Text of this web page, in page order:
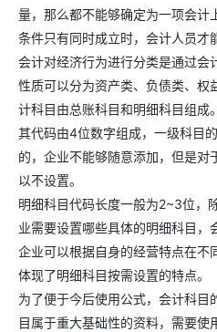
量，那么都不能够确定为一项会计
条件只有同时成立时，会计人员才
会计对经济行为进行分类是通过会
性质可以分为资产类、负债类、权
计科目由总账科目和明细科目组成
其代码由4位数字组成，一级科目
的，企业不能够随意添加，但是对
以不设置。
明细科目代码长度一般为2~3位，
业需要设置哪些具体的明细科目，
企业可以根据自身的经营特点在不
体现了明细科目按需设置的特点。
为了便于今后使用公式，会计科目
目属于重大基础性的资料，需要